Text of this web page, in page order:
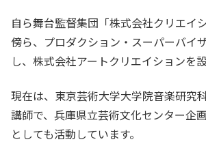
自ら舞台監督集団「株式会社クリエイ
傍ら、プロダクション・スーパーバイ
し、株式会社アートクリエイションを
現在は、東京芸術大学大学院音楽研究
講師で、兵庫県立芸術文化センター企
としても活動しています。